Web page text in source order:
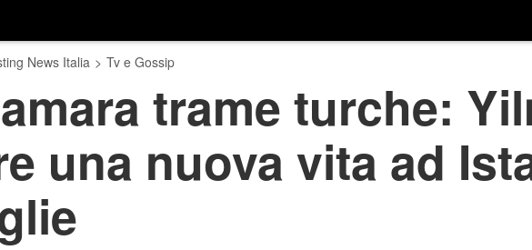
News Italia > Tv e Gossip
trame turche:
una nuova vita ad